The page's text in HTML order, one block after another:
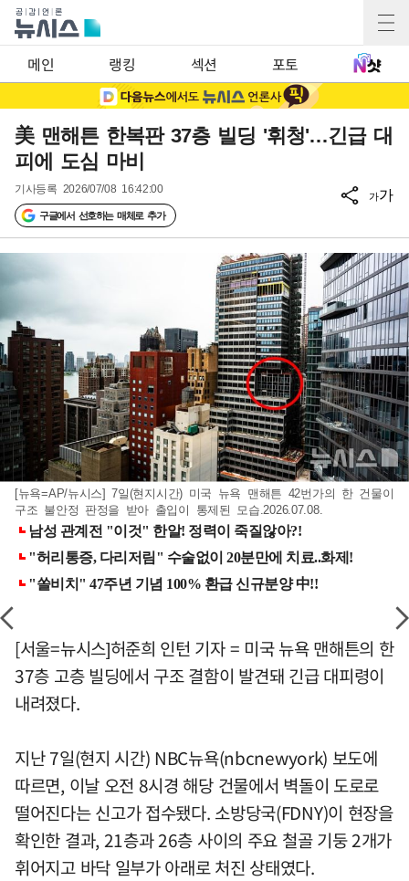
메인 랭킹 섹션 포토
美 맨해튼 한복판 37층 빌딩 '휘청'…긴급 대
피에 도심 마비
기사등록 2026/07/08 16:42:00
구글에서 선호하는 매체로 추가
가가
[뉴욕=AP/뉴시스] 7일(현지시간) 미국 뉴욕 맨해튼 42번가의 한 건물이
구조 불안정 판정을 받아 출입이 통제된 모습.2026.07.08.
[서울=뉴시스]허준희 인턴 기자 = 미국 뉴욕 맨해튼의 한
37층 고층 빌딩에서 구조 결함이 발견돼 긴급 대피령이
내려졌다.
지난 7일(현지 시간) NBC뉴욕(nbcnewyork) 보도에
따르면, 이날 오전 8시경 해당 건물에서 벽돌이 도로로
떨어진다는 신고가 접수됐다. 소방당국(FDNY)이 현장을
확인한 결과, 21층과 26층 사이의 주요 철골 기둥 2개가
휘어지고 바닥 일부가 아래로 처진 상태였다.